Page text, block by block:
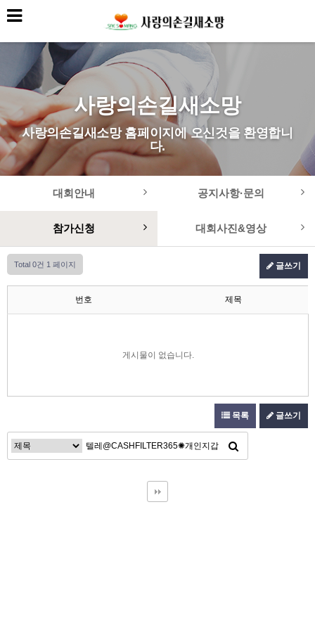
사랑의손길새소망
사랑의손길새소망 홈페이지에 오신것을 환영합니
다.
대회안내 공지사항·문의
참가신청 대회사진&영상
Total 0건 1 페이지 글쓰기
번호 제목
게시물이 없습니다.
목록 글쓰기